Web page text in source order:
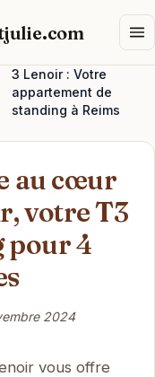
3 Lenoir : Votre
appartement de
standing à Reims
au cœur
votre T3
pour 4
2024
vous offre